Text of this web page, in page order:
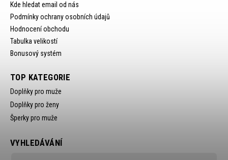
Kde hledat email od nás
Podmínky ochrany osobních údajů
Hodnocení obchodu
Tabulka velikostí
Bonusový systém
TOP KATEGORIE
Doplňky pro muže
Doplňky pro ženy
Šperky pro muže
VYHLEDÁVÁNÍ